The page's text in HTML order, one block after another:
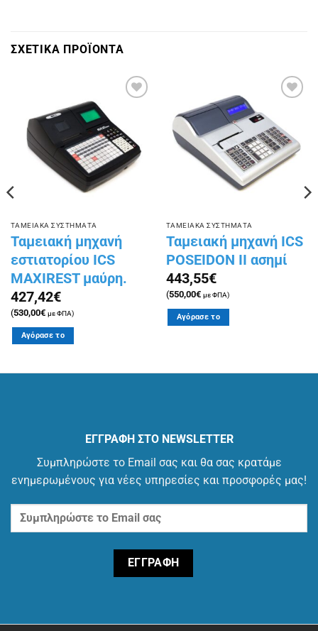
ΣΧΕΤΙΚΑ ΠΡΟΪΟΝΤΑ
λίστα
επιθυμιών
ΤΑΜΕΙΑΚΑ ΣΥΣΤΗΜΑΤΑ
Ταμειακή μηχανή
εστιατορίου ICS
MAXIREST μαύρη.
427,42€
(530,00€ με ΦΠΑ)
Αγόρασε το
στην
λίστα
επιθυμιών
ΤΑΜΕΙΑΚΑ ΣΥΣΤΗΜΑΤΑ
Ταμειακή μηχανή ICS
POSEIDON II ασημί
443,55€
(550,00€ με ΦΠΑ)
Αγόρασε το
ΕΓΓΡΑΦΗ ΣΤΟ NEWSLETTER
Συμπληρώστε το Email σας και θα σας κρατάμε
ενημερωμένους για νέες υπηρεσίες και προσφορές μας!